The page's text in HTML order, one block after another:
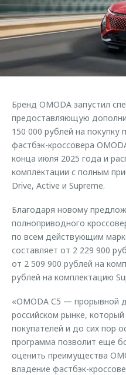
Кредитные программы
Страхование
Кредитный калькулятор
Аксессуары
Оригинальные аксессуары
Запчасти
Трейд-ин
Калькулятор трейд-ин
Клиентская поддержка
O&J Автоклуб
Клуб владельцев OMODA
Приложение O&J
Одежда и сувениры
Оригинальные аксессуары
Запчасти
Обратная связь
Бренд OMODA запустил
предоставляющую
150 000 рублей на покупку
фастбэк-кроссовера
конца июля 2025 года и
комплектации с полным
Drive, Active и Supreme.
Благодаря новому
полноприводного
по всем действующим
составляет от 2 229 900
от 2 509 900 рублей на
рублей на комплектацию
«OMODA C5 — прорывной
российском рынке,
покупателей и до сих пор
программа позволит еще
оценить преимущества
владение фастбэк-